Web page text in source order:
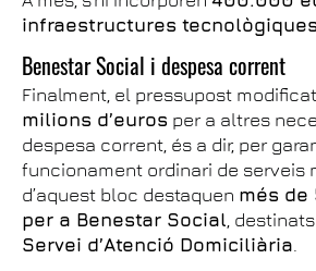
infraestructures tecnològiques
Benestar Social i despesa corrent
Finalment, el pressupost
milions d’euros per a altres
despesa corrent, és a dir, per
funcionament ordinari de serveis
d’aquest bloc destaquen més de
per a Benestar Social,
Servei d’Atenció Domiciliària.